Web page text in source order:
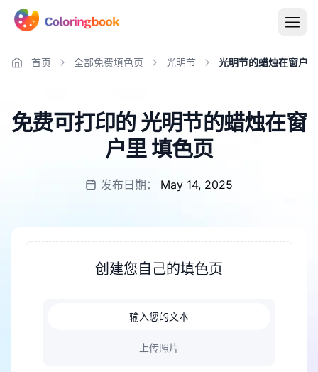
首页 全部免费填色页 光明节 光明节的蜡烛在窗户里
免费可打印的 光明节的蜡烛在窗
户里 填色页
发布日期： May 14, 2025
创建您自己的填色页
输入您的文本
上传照片